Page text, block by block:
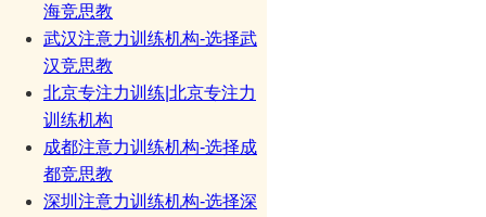
海竞思教
武汉注意力训练机构-选择武
汉竞思教
北京专注力训练|北京专注力
训练机构
成都注意力训练机构-选择成
都竞思教
深圳注意力训练机构-选择深